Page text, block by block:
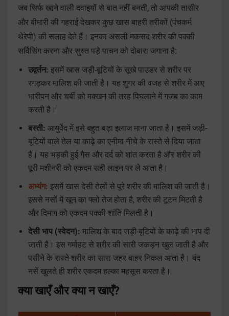
जब सिर्फ खाने वाली दवाइयों से बात नहीं बनती, तो आपकी तासीर
और बीमारी की गहराई देखकर कुछ खास बाहरी तरीकों (पंचकर्म
थेरेपी) की सलाह देते हैं। इनका असली मकसद शरीर की पक्की
सर्विसिंग करना और सुस्त पड़े पाचन को दोबारा जगाना है:
उद्वर्तन: इसमें खास जड़ी-बूटियों के सूखे पाउडर से शरीर पर
रगड़कर मालिश की जाती है। यह शुगर की वजह से शरीर में आए
भारीपन और चर्बी को मक्खन की तरह पिघलाने में गजब का काम
करती है।
बस्ती: आयुर्वेद में इसे बहुत बड़ा इलाज माना जाता है। इसमें जड़ी-
बूटियों वाले तेल या काढ़े का एनीमा नीचे के रास्ते से दिया जाता
है। यह भड़की हुई गैस और दर्द को शांत करता है और शरीर की
पूरी मशीनरी को एकदम सही लाइन पर ले आता है।
अभ्यंग: इसमें खास देसी तेलों से पूरे शरीर की मालिश की जाती है।
इससे नसों में खून का फ्लो तेज होता है, शरीर की टूटन मिटती है
और दिमाग को एकदम पक्की शांति मिलती है।
देसी भाप (स्वेदन): मालिश के बाद जड़ी-बूटियों के काढ़े की भाप दी
जाती है। इस गर्माहट से शरीर की सारी जकड़न खुल जाती है और
पसीने के रास्ते शरीर का सारा जहर बाहर निकल आता है। बंद
नसें खुलते ही शरीर एकदम हल्का महसूस करता है।
क्या खाएँ और क्या न खाएँ?